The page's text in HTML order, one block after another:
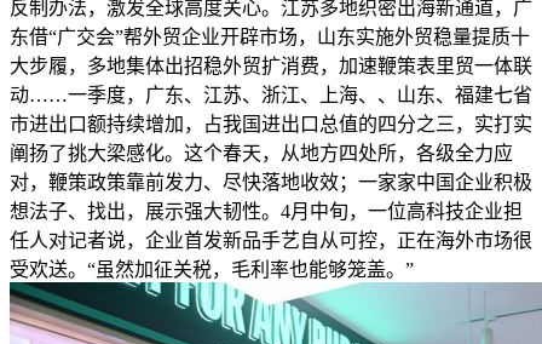
反制办法，激发全球高度关心。江苏多地织密出海新通道，广
东借“广交会”帮外贸企业开辟市场，山东实施外贸稳量提质十
大步履，多地集体出招稳外贸扩消费，加速鞭策表里贸一体联
动……一季度，广东、江苏、浙江、上海、、山东、福建七省
市进出口额持续增加，占我国进出口总值的四分之三，实打实
阐扬了挑大梁感化。这个春天，从地方四处所，各级全力应
对，鞭策政策靠前发力、尽快落地收效；一家家中国企业积极
想法子、找出，展示强大韧性。4月中旬，一位高科技企业担
任人对记者说，企业首发新品手艺自从可控，正在海外市场很
受欢送。“虽然加征关税，毛利率也能够笼盖。”